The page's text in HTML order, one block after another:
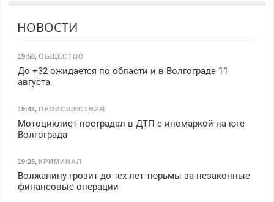
НОВОСТИ
19:58, ОБЩЕСТВО
До +32 ожидается по области и в Волгограде 11
августа
19:42, ПРОИСШЕСТВИЯ
Мотоциклист пострадал в ДТП с иномаркой на юге
Волгограда
19:28, КРИМИНАЛ
Волжанину грозит до тех лет тюрьмы за незаконные
финансовые операции